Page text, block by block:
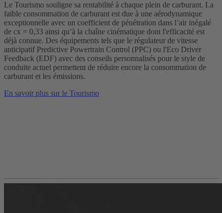
Le Tourismo souligne sa rentabilité à chaque plein de carburant. La
faible consommation de carburant est due à une aérodynamique
exceptionnelle avec un coefficient de pénétration dans l’air inégalé
de cx = 0,33 ainsi qu’à la chaîne cinématique dont l'efficacité est
déjà connue. Des équipements tels que le régulateur de vitesse
anticipatif Predictive Powertrain Control (PPC) ou l'Eco Driver
Feedback (EDF) avec des conseils personnalisés pour le style de
conduite actuel permettent de réduire encore la consommation de
carburant et les émissions.
En savoir plus sur le Tourismo